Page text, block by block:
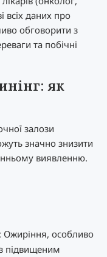
всіх даних про
обговорити з
та побічні
як
залози
значно знизити
виявленню.
Ожиріння, особливо
підвищеним